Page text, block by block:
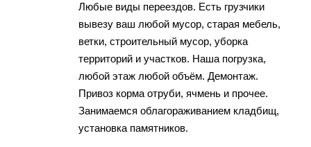
Гороскоп
Карты
Любые виды переездов. Есть грузчики
вывезу ваш любой мусор, старая мебель,
ветки, строительный мусор, уборка
территорий и участков. Наша погрузка,
любой этаж любой объём. Демонтаж.
Привоз корма отруби, ячмень и прочее.
Занимаемся облагораживанием кладбищ,
установка памятников.